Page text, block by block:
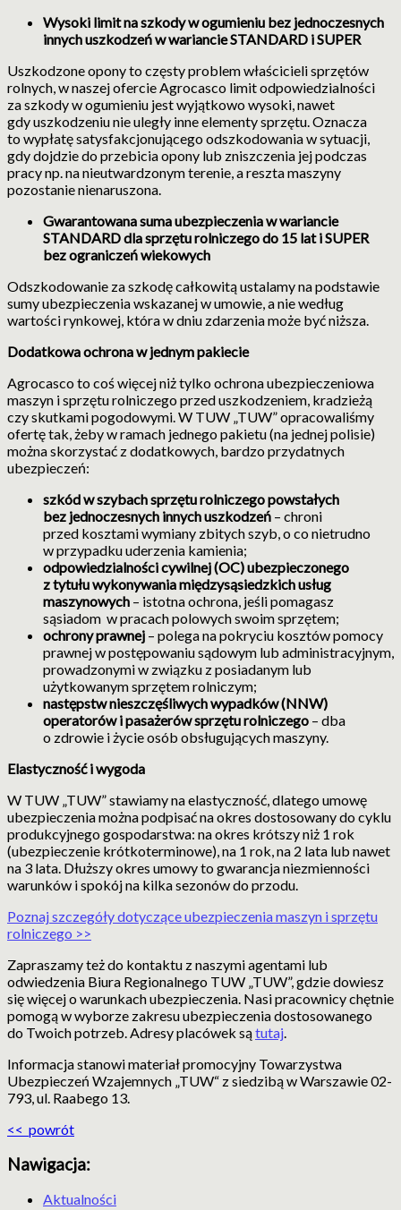
Wysoki limit na szkody w ogumieniu bez jednoczesnych
innych uszkodzeń w wariancie STANDARD i SUPER
Uszkodzone opony to częsty problem właścicieli sprzętów
rolnych, w naszej ofercie Agrocasco limit odpowiedzialności
za szkody w ogumieniu jest wyjątkowo wysoki, nawet
gdy uszkodzeniu nie uległy inne elementy sprzętu. Oznacza
to wypłatę satysfakcjonującego odszkodowania w sytuacji,
gdy dojdzie do przebicia opony lub zniszczenia jej podczas
pracy np. na nieutwardzonym terenie, a reszta maszyny
pozostanie nienaruszona.
Gwarantowana suma ubezpieczenia w wariancie
STANDARD dla sprzętu rolniczego do 15 lat i SUPER
bez ograniczeń wiekowych
Odszkodowanie za szkodę całkowitą ustalamy na podstawie
sumy ubezpieczenia wskazanej w umowie, a nie według
wartości rynkowej, która w dniu zdarzenia może być niższa.
Dodatkowa ochrona w jednym pakiecie
Agrocasco to coś więcej niż tylko ochrona ubezpieczeniowa
maszyn i sprzętu rolniczego przed uszkodzeniem, kradzieżą
czy skutkami pogodowymi. W TUW „TUW” opracowaliśmy
ofertę tak, żeby w ramach jednego pakietu (na jednej polisie)
można skorzystać z dodatkowych, bardzo przydatnych
ubezpieczeń:
szkód w szybach sprzętu rolniczego powstałych
bez jednoczesnych innych uszkodzeń – chroni
przed kosztami wymiany zbitych szyb, o co nietrudno
w przypadku uderzenia kamienia;
odpowiedzialności cywilnej (OC) ubezpieczonego
z tytułu wykonywania międzysąsiedzkich usług
maszynowych – istotna ochrona, jeśli pomagasz
sąsiadom w pracach polowych swoim sprzętem;
ochrony prawnej – polega na pokryciu kosztów pomocy
prawnej w postępowaniu sądowym lub administracyjnym,
prowadzonymi w związku z posiadanym lub
użytkowanym sprzętem rolniczym;
następstw nieszczęśliwych wypadków (NNW)
operatorów i pasażerów sprzętu rolniczego – dba
o zdrowie i życie osób obsługujących maszyny.
Elastyczność i wygoda
W TUW „TUW” stawiamy na elastyczność, dlatego umowę
ubezpieczenia można podpisać na okres dostosowany do cyklu
produkcyjnego gospodarstwa: na okres krótszy niż 1 rok
(ubezpieczenie krótkoterminowe), na 1 rok, na 2 lata lub nawet
na 3 lata. Dłuższy okres umowy to gwarancja niezmienności
warunków i spokój na kilka sezonów do przodu.
Poznaj szczegóły dotyczące ubezpieczenia maszyn i sprzętu
rolniczego >>
Zapraszamy też do kontaktu z naszymi agentami lub
odwiedzenia Biura Regionalnego TUW „TUW”, gdzie dowiesz
się więcej o warunkach ubezpieczenia. Nasi pracownicy chętnie
pomogą w wyborze zakresu ubezpieczenia dostosowanego
do Twoich potrzeb. Adresy placówek sątutaj.
Informacja stanowi materiał promocyjny Towarzystwa
Ubezpieczeń Wzajemnych „TUW“ z siedzibą w Warszawie 02-
793, ul. Raabego 13.
<< powrót
Nawigacja:
Aktualności